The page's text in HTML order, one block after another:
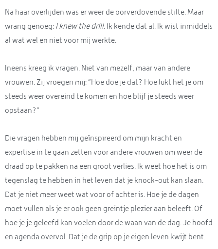
Na haar overlijden was er weer de oorverdovende stilte. Maar
wrang genoeg: I knew the drill. Ik kende dat al. Ik wist inmiddels
al wat wel en niet voor mij werkte.
Ineens kreeg ik vragen. Niet van mezelf, maar van andere
vrouwen. Zij vroegen mij: “Hoe doe je dat? Hoe lukt het je om
steeds weer overeind te komen en hoe blijf je steeds weer
opstaan?”
Die vragen hebben mij geïnspireerd om mijn kracht en
expertise in te gaan zetten voor andere vrouwen om weer de
draad op te pakken na een groot verlies. Ik weet hoe het is om
tegenslag te hebben in het leven dat je knock-out kan slaan.
Dat je niet meer weet wat voor of achter is. Hoe je de dagen
moet vullen als je er ook geen greintje plezier aan beleeft. Of
hoe je je geleefd kan voelen door de waan van de dag. Je hoofd
en agenda overvol. Dat je de grip op je eigen leven kwijt bent.